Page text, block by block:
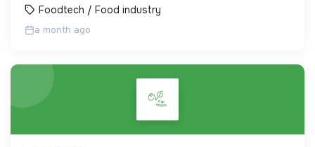
Foodtech / Food industry
a month ago